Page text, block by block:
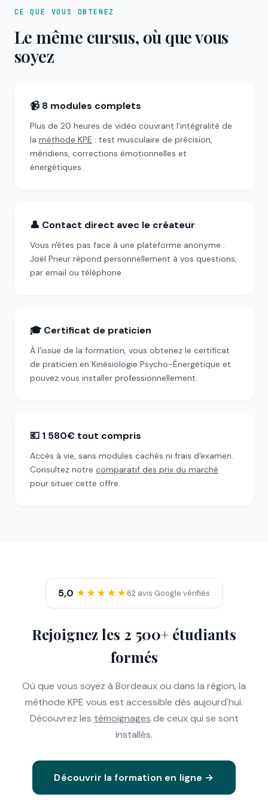
CE QUE VOUS OBTENEZ
Le même cursus, où que vous
soyez
📹 8 modules complets
Plus de 20 heures de vidéo couvrant l'intégralité de
la méthode KPE : test musculaire de précision,
méridiens, corrections émotionnelles et
énergétiques.
👤 Contact direct avec le créateur
Vous n'êtes pas face à une plateforme anonyme :
Joël Prieur répond personnellement à vos questions,
par email ou téléphone.
🎓 Certificat de praticien
À l'issue de la formation, vous obtenez le certificat
de praticien en Kinésiologie Psycho-Énergétique et
pouvez vous installer professionnellement.
💶 1 580€ tout compris
Accès à vie, sans modules cachés ni frais d'examen.
Consultez notre comparatif des prix du marché
pour situer cette offre.
5,0 ★★★★★62 avis Google vérifiés
Rejoignez les 2 500+ étudiants
formés
Où que vous soyez à Bordeaux ou dans la région, la
méthode KPE vous est accessible dès aujourd'hui.
Découvrez les témoignages de ceux qui se sont
installés.
Découvrir la formation en ligne →